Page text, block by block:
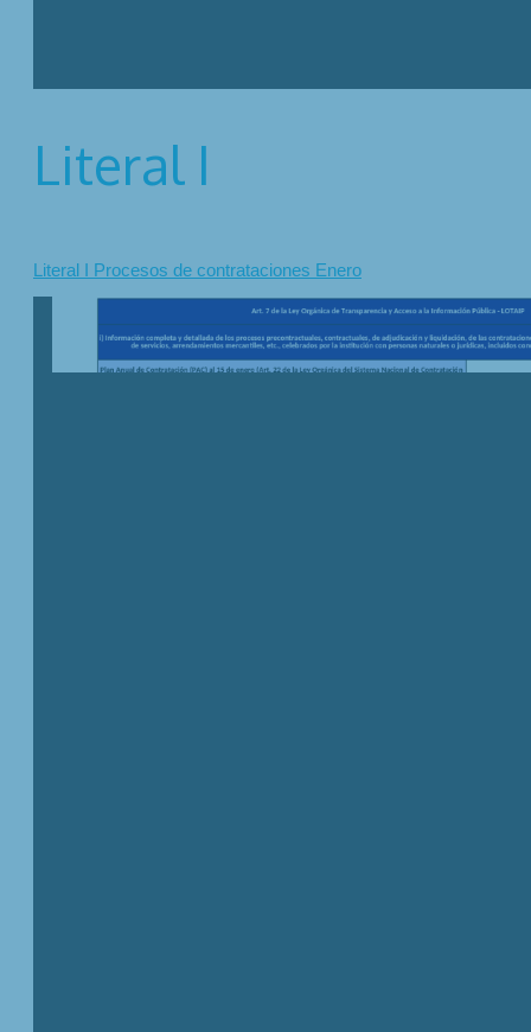
Literal I
Literal I Procesos de contrataciones Enero